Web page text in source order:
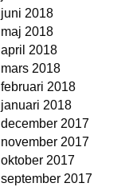
juni 2018
maj 2018
april 2018
mars 2018
februari 2018
januari 2018
december 2017
november 2017
oktober 2017
september 2017